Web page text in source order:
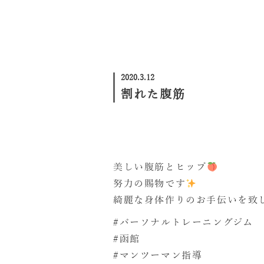
2020.3.12
割れた腹筋
美しい腹筋とヒップ
努力の賜物です
綺麗な身体作りのお手伝いを致
#パーソナルトレーニングジム
#函館
#マンツーマン指導